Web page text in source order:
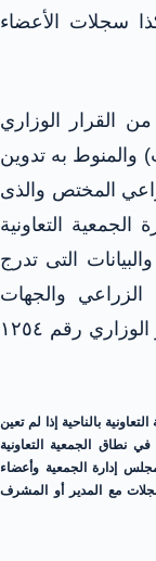
وكذا سجلات الأعضاء
نظمت هذه السجلات المادة (١٤) من القرار الوزاري
زراعة خدمات) والمنوط به تدوين
المختص والذى
التعاونية
التى تدرج
والجهات
الأخرى حسب سجلاتها مادة 14 من القرار الوزاري رقم ١٢٥٤
يناط بمدير الجمعية التعاونية بالناحية إذا لم تعين
نطاق الجمعية التعاونية
رئيس مجلس إدارة الجمعية وأعضاء
مع المدير أو المشرف